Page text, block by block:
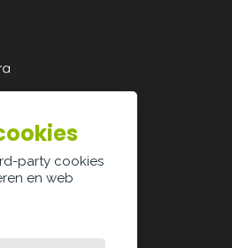
party cookies
en web